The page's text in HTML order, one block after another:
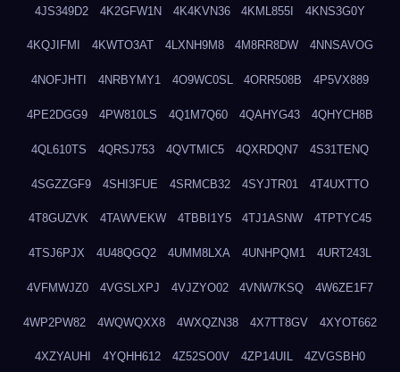
4JS349D2 4K2GFW1N 4K4KVN36 4KML855I 4KNS3G0Y
4KQJIFMI 4KWTO3AT 4LXNH9M8 4M8RR8DW 4NNSAVOG
4NOFJHTI 4NRBYMY1 4O9WC0SL 4ORR508B 4P5VX889
4PE2DGG9 4PW810LS 4Q1M7Q60 4QAHYG43 4QHYCH8B
4QL610TS 4QRSJ753 4QVTMIC5 4QXRDQN7 4S31TENQ
4SGZZGF9 4SHI3FUE 4SRMCB32 4SYJTR01 4T4UXTTO
4T8GUZVK 4TAWVEKW 4TBBI1Y5 4TJ1ASNW 4TPTYC45
4TSJ6PJX 4U48QGQ2 4UMM8LXA 4UNHPQM1 4URT243L
4VFMWJZ0 4VGSLXPJ 4VJZYO02 4VNW7KSQ 4W6ZE1F7
4WP2PW82 4WQWQXX8 4WXQZN38 4X7TT8GV 4XYOT662
4XZYAUHI 4YQHH612 4Z52SO0V 4ZP14UIL 4ZVGSBH0